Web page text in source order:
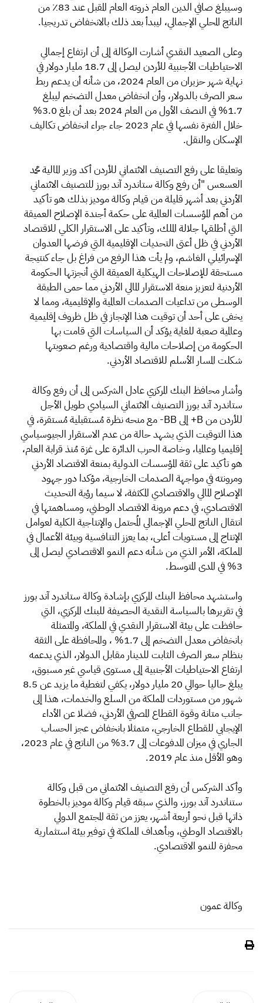
وسيبلغ صافي الدين العام ذروته العام المقبل عند 83٪ من
الناتج المحلي الإجمالي، ليبدأ بعد ذلك بالانخفاض تدريجيا.
وعلى الصعيد النقدي أشارت الوكالة إلى أن ارتفاع إجمالي
الاحتياطيات الأجنبية للأردن ليصل إلى 18.7 مليار دولار في
نهاية شهر حزيران من العام 2024، من شأنه أن يدعم ربط
سعر الصرف بالدولار، وأن انخفاض معدل التضخم ليبلغ
1.7% في النصف الأول من العام 2024 بعد أن بلغ 3.0%
خلال الفترة نفسها في عام 2023 جاء جراء انخفاض تكاليف
الإسكان والنقل.
وتعليقا على رفع التصنيف الائتماني للأردن أكد وزير المالية محمد
العسعس "أن رفع وكالة ستاندرد آند بورز للتصنيف الائتماني
الأردني بعد أشهر قليلة من قيام وكالة موديز بذلك هو تأكيد
من أهم المؤسسات العالمية على حكمة أجندة الإصلاح العميقة
التي أطلقها جلالة الملك، وتأكيد على الاستقرار الكلي للاقتصاد
الأردني في ظل أعتى التحديات الإقليمية التي فرضها العدوان
الإسرائيلي الغاشم، ولم يأت هذا الرفع من فراغ بل جاء كنتيجة
مستحقة للإصلاحات الهيكلية العميقة التي أنجزتها الحكومة
الأردنية لتعزيز منعة الاستقرار المالي الأردني مما حمى الطبقة
الوسطى من تداعيات الصدمات العالمية والإقليمية، ومما لا
يخفى على أحد أن توقيت هذا الإنجاز في ظل ظروف إقليمية
وعالمية صعبة للغاية يؤكد أن السياسات التي قامت بها
الحكومة من إصلاحات مالية واقتصادية ورغم صعوبتها
شكلت المسار الأسلم للاقتصاد الأردني.
وأشار محافظ البنك المركزي عادل الشركس إلى أن رفع وكالة
ستاندرد آند بورز التصنيف الائتماني السيادي طويل الأجل
للأردن من B+ إلى BB- مع منحه نظرة مُستقبلية مُستقرة، في
هذا التوقيت الذي يشهد حالة من عدم الاستقرار الجيوسياسي
إقليميا وعالميا، وخاصة الحرب الدائرة على غزة مُنذ قرابة العام،
هو تأكيد على ثقة المؤسسات الدولية بمنعة الاقتصاد الأردني
ومرونته في مواجهة الصدمات الخارجية، مؤكدا دور جهود
الإصلاح المالي والاقتصادي المكثفة، لا سيما رؤية التحديث
الاقتصادي، في دعم مرونة الاقتصاد الوطني، ومساهمتها في
انتقال الناتج المحلي الإجمالي المُحتمل والإنتاجية الكلية لعوامل
الإنتاج إلى مستويات أعلى، بما يعزز التنافسية وبيئة الأعمال في
المملكة، الأمر الذي من شأنه دعم النمو الاقتصادي ليصل إلى
3% في المدى المتوسط.
واستشهد محافظ البنك المركزي بإشادة وكالة ستاندرد آند بورز
في تقريرها بالسياسة النقدية الحصيفة للبنك المركزي، التي
حافظت على بيئة الاستقرار النقدي في المملكة، والمتمثلة
بانخفاض معدل التضخم إلى 1.7% ، والمحافظة على الثقة
بنظام سعر الصرف الثابت للدينار مقابل الدولار، الذي يدعمه
ارتفاع الاحتياطيات الأجنبية إلى مستوى قياسي غير مسبوق،
يبلغ حاليا حوالي 20 مليار دولار، يكفي لتغطية ما يزيد عن 8.5
شهور من مستوردات المملكة من السلع والخدمات، هذا إلى
جانب متانة وقوة القطاع المصرفي الأردني، فضلا عن الأداء
الإيجابي للقطاع الخارجي، متمثلا بانخفاض عجز الحساب
الجاري في ميزان المدفوعات إلى 3.7% من الناتج في عام 2023،
وهو الأقل منذ عام 2019.
وأكد الشركس أن رفع التصنيف الائتماني من قبل وكالة
ستناندرد آند بورز، والذي سبقه قيام وكالة موديز بالخطوة
ذاتها قبل نحو أربعة أشهر، يعزز من ثقة المجتمع الدولي
بالاقتصاد الوطني، وبأهداف المملكة في توفير بيئة استثمارية
محفزة للنمو الاقتصادي.
وكالة عمون